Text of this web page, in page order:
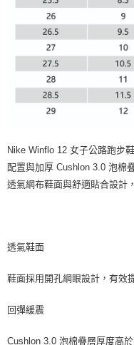
Nike Winflo 12 女子公路跑步
配置與加厚 Cushlon 3.0 泡棉
透氣網布鞋面與舒適貼合設計
透氣鞋面
鞋面採用開孔網眼設計，有效
回彈緩震
Cushlon 3.0 泡棉疊層厚度高